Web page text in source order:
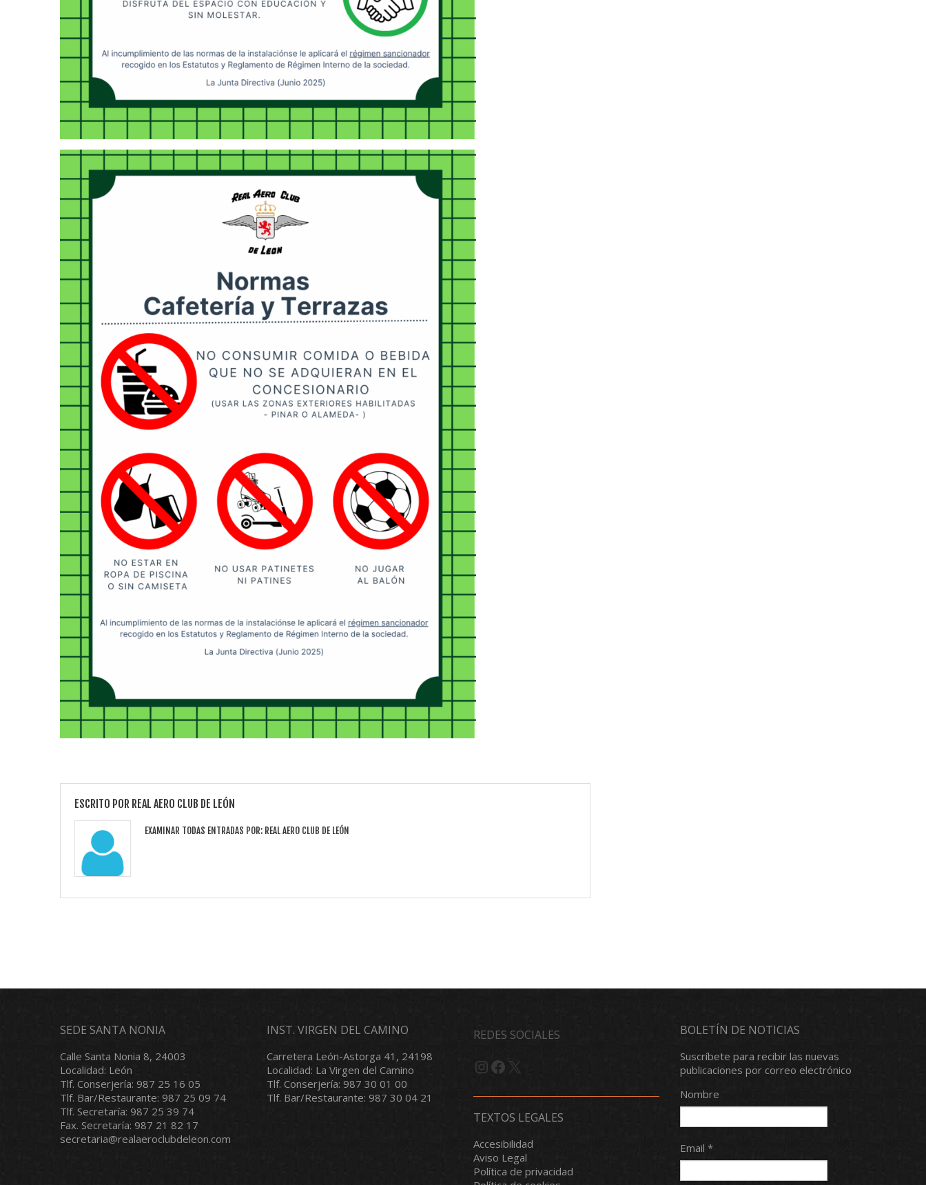
ESCRITO POR REAL AERO CLUB DE LEÓN
EXAMINAR TODAS ENTRADAS POR: REAL AERO CLUB DE LEÓN
SEDE SANTA NONIA
Calle Santa Nonia 8, 24003
Localidad: León
Tlf. Conserjería: 987 25 16 05
Tlf. Bar/Restaurante: 987 25 09 74
Tlf. Secretaría: 987 25 39 74
Fax. Secretaría: 987 21 82 17
secretaria@realaeroclubdeleon.com
INST. VIRGEN DEL CAMINO
Carretera León-Astorga 41, 24198
Localidad: La Virgen del Camino
Tlf. Conserjería: 987 30 01 00
Tlf. Bar/Restaurante: 987 30 04 21
REDES SOCIALES
Instagram
Facebook
X
TEXTOS LEGALES
Accesibilidad
Aviso Legal
Política de privacidad
BOLETÍN DE NOTICIAS
Suscríbete para recibir las nuevas
publicaciones por correo electrónico
Nombre
Email *